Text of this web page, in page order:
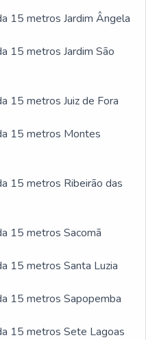
15 metros Jardim Ângela
15 metros Jardim São
15 metros Juiz de Fora
15 metros Montes
15 metros Ribeirão das
15 metros Sacomã
15 metros Santa Luzia
15 metros Sapopemba
15 metros Sete Lagoas